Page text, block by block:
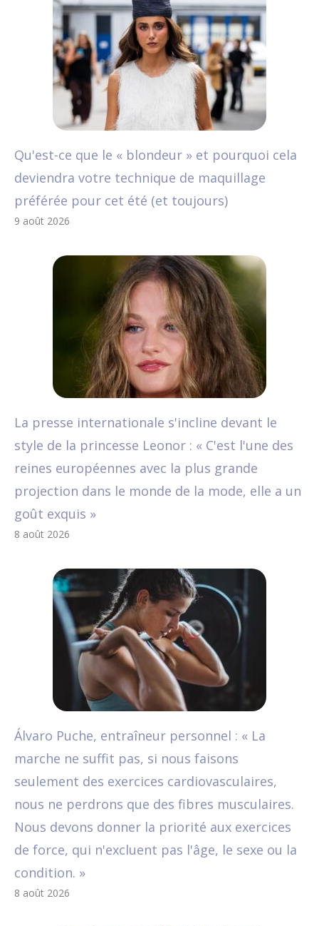
Qu'est-ce que le « blondeur » et pourquoi cela
deviendra votre technique de maquillage
préférée pour cet été (et toujours)
9 août 2026
La presse internationale s'incline devant le
style de la princesse Leonor : « C'est l'une des
reines européennes avec la plus grande
projection dans le monde de la mode, elle a un
goût exquis »
8 août 2026
Álvaro Puche, entraîneur personnel : « La
marche ne suffit pas, si nous faisons
seulement des exercices cardiovasculaires,
nous ne perdrons que des fibres musculaires.
Nous devons donner la priorité aux exercices
de force, qui n'excluent pas l'âge, le sexe ou la
condition. »
8 août 2026